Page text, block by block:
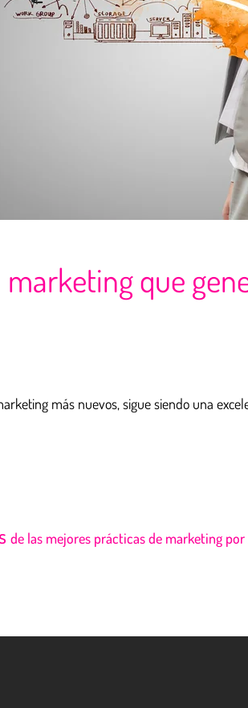
marketing que
más nuevos, sigue siendo una
de las mejores prácticas de marketing